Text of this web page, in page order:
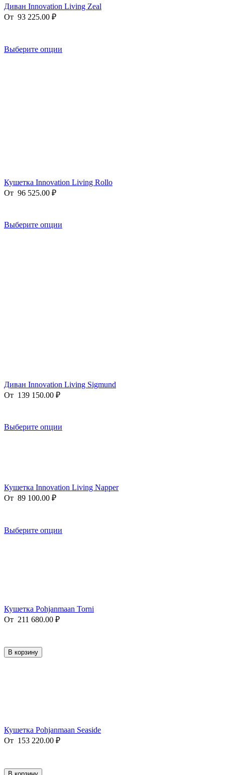
Диван Innovation Living Zeal
От 93 225.00 ₽
Выберите опции
Кушетка Innovation Living Rollo
От 96 525.00 ₽
Выберите опции
Диван Innovation Living Sigmund
От 139 150.00 ₽
Выберите опции
Кушетка Innovation Living Napper
От 89 100.00 ₽
Выберите опции
Кушетка Pohjanmaan Torni
От 211 680.00 ₽
В корзину
Кушетка Pohjanmaan Seaside
От 153 220.00 ₽